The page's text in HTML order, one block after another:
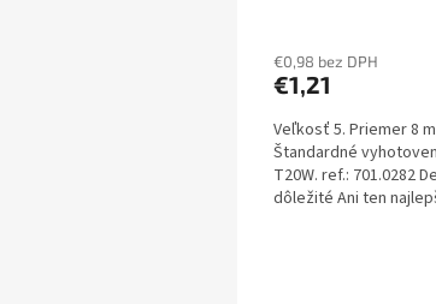
€0,98 bez DPH
€1,21
Veľkosť 5. Priemer 8
Štandardné
T20W. ref.: 701.0282
dôležité Ani ten